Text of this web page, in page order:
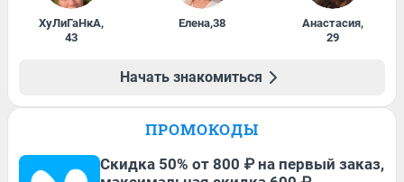
ХуЛиГаНкА,
43
Елена,38 Анастасия,
29
Начать знакомиться
ПРОМОКОДЫ
Скидка 50% от 800 ₽ на первый заказ,